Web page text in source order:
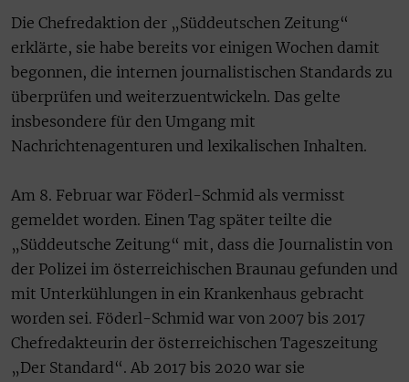
Die Chefredaktion der „Süddeutschen Zeitung“
erklärte, sie habe bereits vor einigen Wochen damit
begonnen, die internen journalistischen Standards zu
überprüfen und weiterzuentwickeln. Das gelte
insbesondere für den Umgang mit
Nachrichtenagenturen und lexikalischen Inhalten.
Am 8. Februar war Föderl-Schmid als vermisst
gemeldet worden. Einen Tag später teilte die
„Süddeutsche Zeitung“ mit, dass die Journalistin von
der Polizei im österreichischen Braunau gefunden und
mit Unterkühlungen in ein Krankenhaus gebracht
worden sei. Föderl-Schmid war von 2007 bis 2017
Chefredakteurin der österreichischen Tageszeitung
„Der Standard“. Ab 2017 bis 2020 war sie